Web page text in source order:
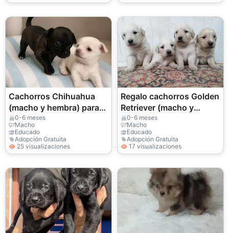
Cachorros Chihuahua
(macho y hembra) para
adopción
0-6 meses
Macho
Educado
Adopción Gratuita
25 visualizaciones
Regalo cachorros Golden
Retriever (macho y
hembra)
0-6 meses
Macho
Educado
Adopción Gratuita
17 visualizaciones